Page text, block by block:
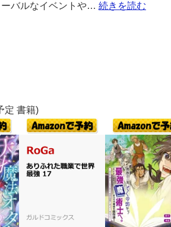
ーバルなイベントや… 続きを読む
定 書籍)